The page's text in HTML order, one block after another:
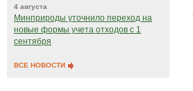
4 августа
Минприроды уточнило переход на
новые формы учета отходов с 1
сентября
ВСЕ НОВОСТИ